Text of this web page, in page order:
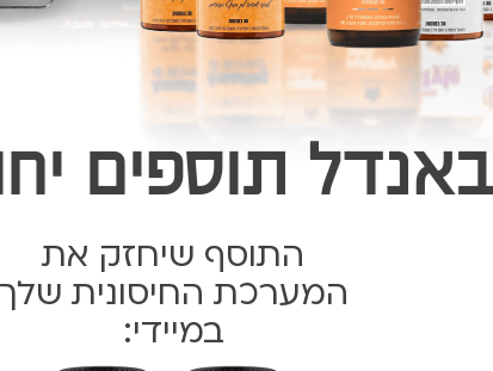
באנדל תוספים
התוסף שיחזק את
המערכת החיסונית שלך
במיידי: